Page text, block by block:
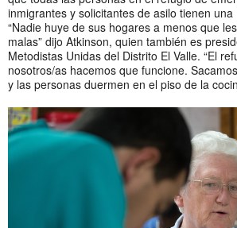
inmigrantes y solicitantes de asilo tienen
“Nadie huye de sus hogares a menos que
malas” dijo Atkinson, quien también es
Metodistas Unidas del Distrito El Valle. “El
nosotros/as hacemos que funcione.
y las personas duermen en el piso de la